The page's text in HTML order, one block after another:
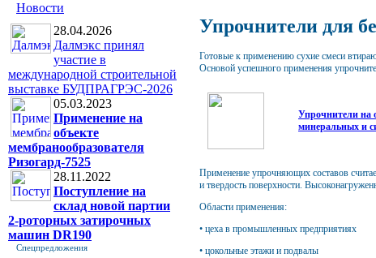
Новости
28.04.2026
Далмэкс принял
участие в
международной строительной
выставке БУДПРАГРЭС-2026
05.03.2023
Применение на
объекте
мембранообразователя
Ризогард-7525
28.11.2022
Поступление на
склад новой партии
2-роторных затирочных
машин DR190
Спецпредложения
Упрочнители для
Готовые к применению сухие смеси
Основой успешного применения
Упрочнители на
минеральных и
Применение упрочняющих составов
и твердость поверхности.
Области применения:
• цеха в промышленных предприятиях
• цокольные этажи и подвалы